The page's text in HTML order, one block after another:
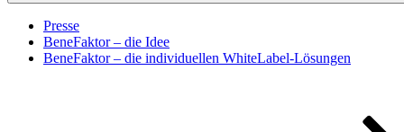
Presse
BeneFaktor – die Idee
BeneFaktor – die individuellen WhiteLabel-Lösungen